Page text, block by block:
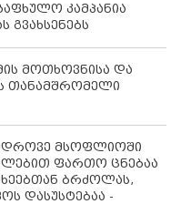
კამპანია
გვახსენებს
მოთხოვნისა და
თანამშრომელი
მსოფლიოში
ფართო ცნებაა
ბრძოლას,
დასუსტებაა -